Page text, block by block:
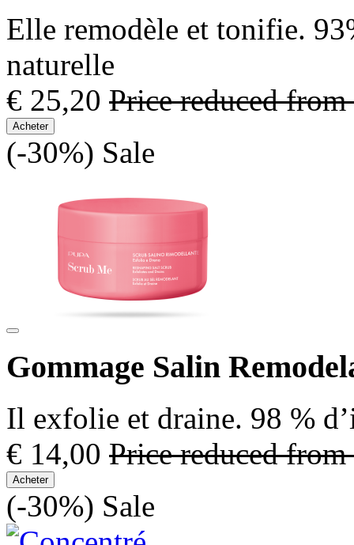
Elle remodèle et tonifie.
naturelle
€ 25,20 Price reduced from
Acheter
(-30%) Sale
Gommage Salin
Il exfolie et draine. 98 %
€ 14,00 Price reduced from
Acheter
(-30%) Sale